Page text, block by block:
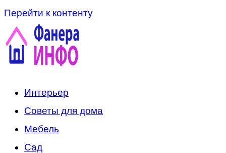
Перейти к контенту
Интерьер
Советы для дома
Мебель
Сад